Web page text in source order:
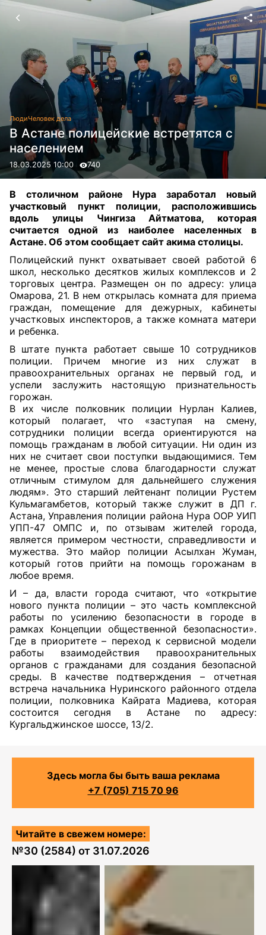
ЛюдиЧеловек дела
В Астане полицейские встретятся с
населением
18.03.2025 10:00 740
В столичном районе Нура заработал новый
участковый пункт полиции, расположившись
вдоль улицы Чингиза Айтматова, которая
считается одной из наиболее населенных в
Астане. Об этом сообщает сайт акима столицы.
Полицейский пункт охватывает своей работой 6
школ, несколько десятков жилых комплексов и 2
торговых центра. Размещен он по адресу: улица
Омарова, 21. В нем открылась комната для приема
граждан, помещение для дежурных, кабинеты
участковых инспекторов, а также комната матери
и ребенка.
В штате пункта работает свыше 10 сотрудников
полиции. Причем многие из них служат в
правоохранительных органах не первый год, и
успели заслужить настоящую признательность
горожан.
В их числе полковник полиции Нурлан Калиев,
который полагает, что «заступая на смену,
сотрудники полиции всегда ориентируются на
помощь гражданам в любой ситуации. Ни один из
них не считает свои поступки выдающимися. Тем
не менее, простые слова благодарности служат
отличным стимулом для дальнейшего служения
людям». Это старший лейтенант полиции Рустем
Кульмагамбетов, который также служит в ДП г.
Астана, Управления полиции района Нура ООР УИП
УПП-47 ОМПС и, по отзывам жителей города,
является примером честности, справедливости и
мужества. Это майор полиции Асылхан Жуман,
который готов прийти на помощь горожанам в
любое время.
И – да, власти города считают, что «открытие
нового пункта полиции – это часть комплексной
работы по усилению безопасности в городе в
рамках Концепции общественной безопасности».
Где в приоритете – переход к сервисной модели
работы взаимодействия правоохранительных
органов с гражданами для создания безопасной
среды. В качестве подтверждения – отчетная
встреча начальника Нуринского районного отдела
полиции, полковника Кайрата Мадиева, которая
состоится сегодня в Астане по адресу:
Кургальджинское шоссе, 13/2.
Здесь могла бы быть ваша реклама
+7 (705) 715 70 96
Читайте в свежем номере:
№30 (2584) от 31.07.2026